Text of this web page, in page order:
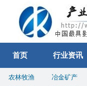
首页 行业资讯
农林牧渔 冶金矿产